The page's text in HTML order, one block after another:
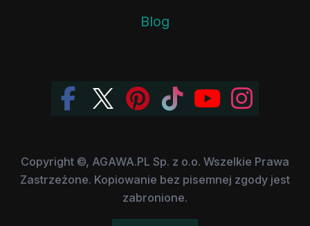
Blog
Copyright ©, AGAWA.PL Sp. z o.o. Wszelkie Prawa
Zastrzeżone. Kopiowanie bez pisemnej zgody jest
zabronione.